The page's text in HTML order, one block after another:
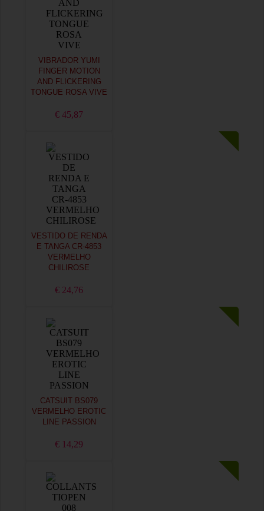
VIBRADOR YUMI
FINGER MOTION
AND FLICKERING
TONGUE ROSA VIVE
€ 45,87
VESTIDO DE RENDA
E TANGA CR-4853
VERMELHO
CHILIROSE
€ 24,76
CATSUIT BS079
VERMELHO EROTIC
LINE PASSION
€ 14,29